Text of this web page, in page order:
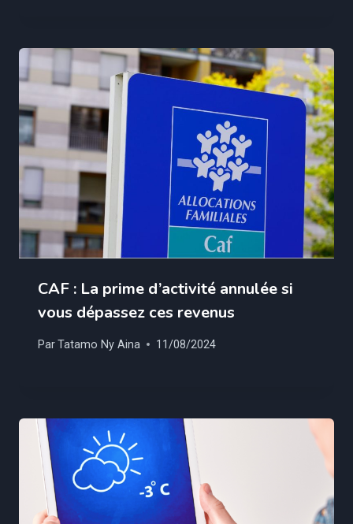
CAF : La prime d’activité annulée si
vous dépassez ces revenus
ParTatamo Ny Aina 11/08/2024